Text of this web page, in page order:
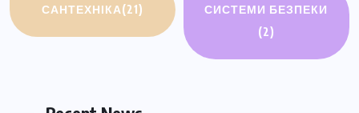
САНТЕХНІКА(21)
СИСТЕМИ БЕЗПЕКИ
(2)